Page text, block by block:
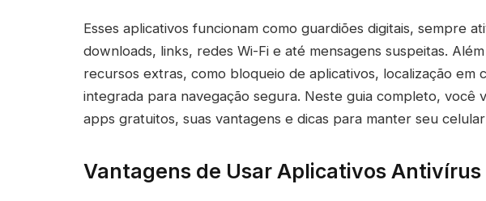
Esses aplicativos funcionam como guardiões digitais, sempre
downloads, links, redes Wi-Fi e até mensagens suspeitas.
recursos extras, como bloqueio de aplicativos, localização em
integrada para navegação segura. Neste guia completo, você
apps gratuitos, suas vantagens e dicas para manter seu
Vantagens de Usar Aplicativos Antivírus